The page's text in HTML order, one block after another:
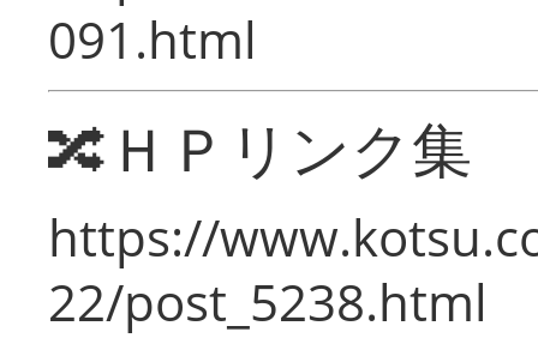
091.html
🔀ＨＰリンク集
https://
22/post_5238.html